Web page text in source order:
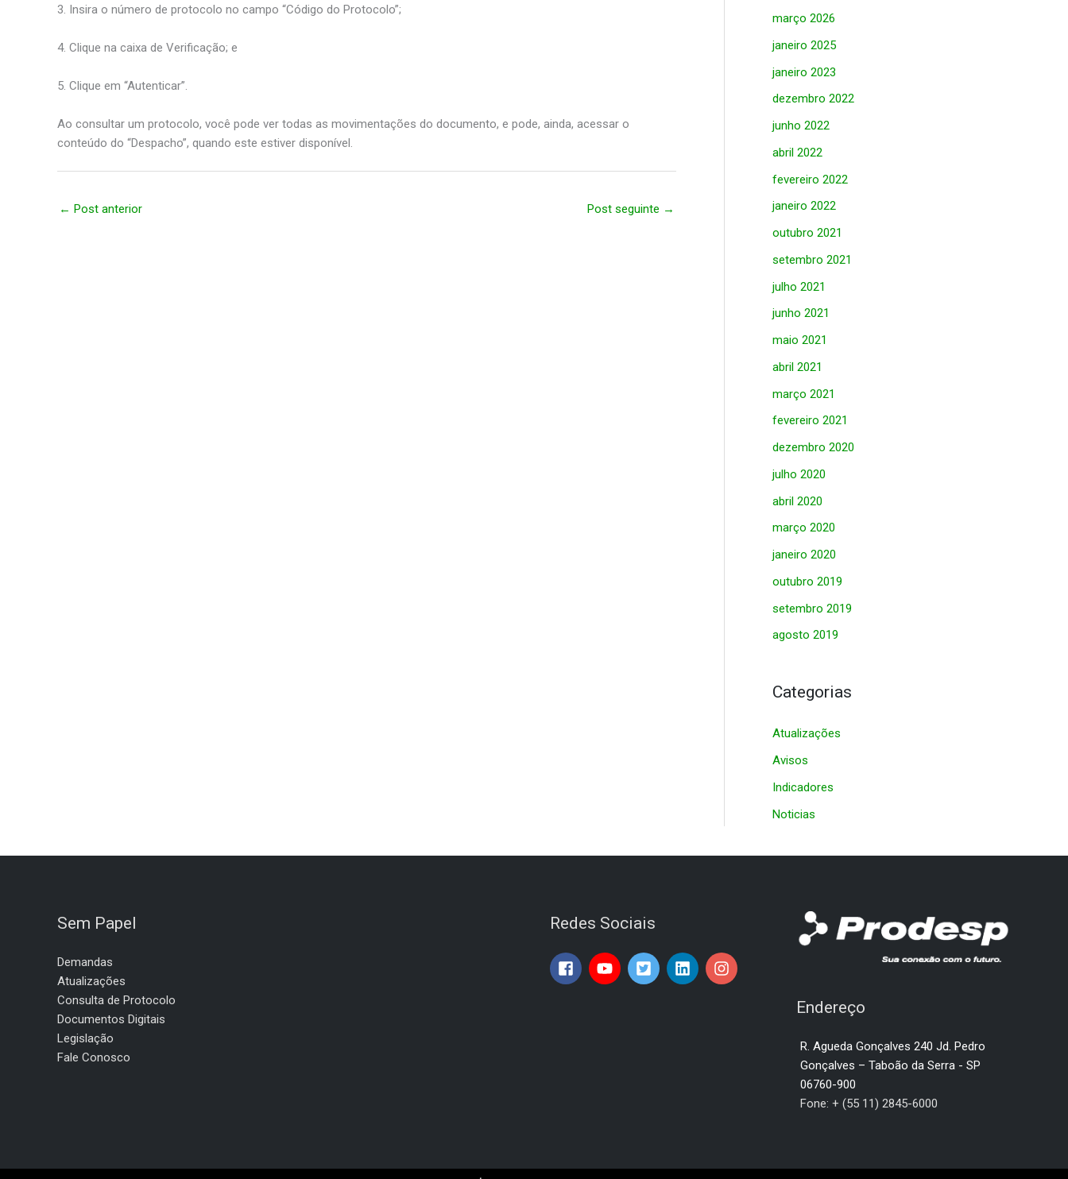
3. Insira o número de protocolo no campo “Código do Protocolo”;
4. Clique na caixa de Verificação; e
5. Clique em “Autenticar”.
Ao consultar um protocolo, você pode ver todas as movimentações do documento, e pode, ainda, acessar o
conteúdo do “Despacho”, quando este estiver disponível.
← Post anterior Post seguinte →
março 2026
janeiro 2025
janeiro 2023
dezembro 2022
junho 2022
abril 2022
fevereiro 2022
janeiro 2022
outubro 2021
setembro 2021
julho 2021
junho 2021
maio 2021
abril 2021
março 2021
fevereiro 2021
dezembro 2020
julho 2020
abril 2020
março 2020
janeiro 2020
outubro 2019
setembro 2019
agosto 2019
Categorias
Atualizações
Avisos
Indicadores
Noticias
Sem Papel
Demandas
Atualizações
Consulta de Protocolo
Documentos Digitais
Legislação
Fale Conosco
Redes Sociais
Endereço
R. Agueda Gonçalves 240 Jd. Pedro
Gonçalves – Taboão da Serra - SP
06760-900
Fone: + (55 11) 2845-6000